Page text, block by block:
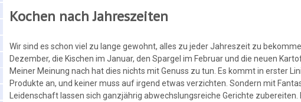
Kochen nach Jahreszeiten
Wir sind es schon viel zu lange gewohnt, alles zu jeder Jahreszeit zu
Dezember, die Kischen im Januar, den Spargel im Februar und die neuen
Meiner Meinung nach hat dies nichts mit Genuss zu tun. Es kommt in erster
Produkte an, und keiner muss auf irgend etwas verzichten. Sondern mit
Leidenschaft lassen sich ganzjährig abwechslungsreiche Gerichte zubereiten.